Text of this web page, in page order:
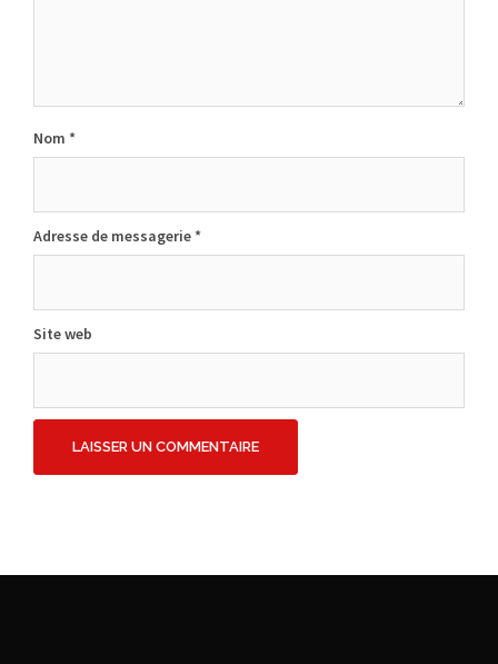
Nom *
Adresse de messagerie*
Site web